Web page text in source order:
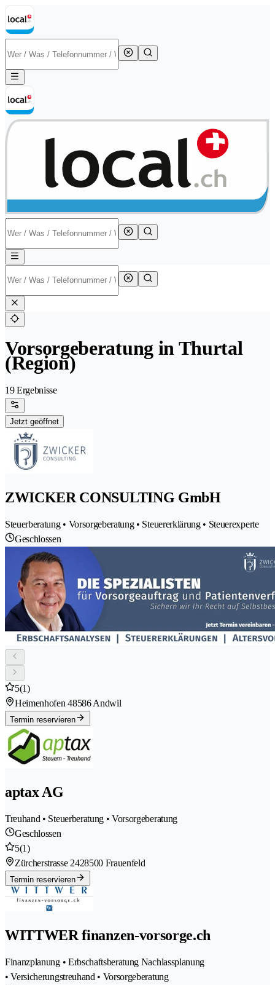
Vorsorgeberatung in Thurtal
(Region)
19 Ergebnisse
Jetzt geöffnet
ZWICKER CONSULTING GmbH
Steuerberatung • Vorsorgeberatung • Steuererklärung • Steuerexperte
Geschlossen
5(1)
Heimenhofen 48586 Andwil
Termin reservieren
aptax AG
Treuhand • Steuerberatung • Vorsorgeberatung
Geschlossen
5(1)
Zürcherstrasse 2428500 Frauenfeld
Termin reservieren
WITTWER finanzen-vorsorge.ch
Finanzplanung • Erbschaftsberatung Nachlassplanung
• Versicherungstreuhand • Vorsorgeberatung